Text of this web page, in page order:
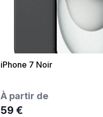
iPhone 7 Noir
À partir de
59 €